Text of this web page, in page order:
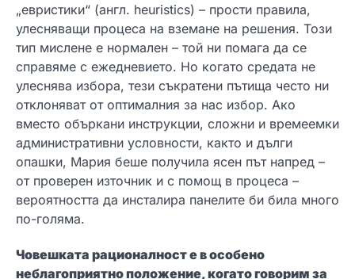
„евристики“ (англ. heuristics) – прости правила,
улесняващи процеса на вземане на решения. Този
тип мислене е нормален – той ни помага да се
справяме с ежедневието. Но когато средата не
улеснява избора, тези съкратени пътища често ни
отклоняват от оптималния за нас избор. Ако
вместо объркани инструкции, сложни и времеемки
административни условности, както и дълги
опашки, Мария беше получила ясен път напред –
от проверен източник и с помощ в процеса –
вероятността да инсталира панелите би била много
по-голяма.
Човешката рационалност е в особено
неблагоприятно положение, когато говорим за